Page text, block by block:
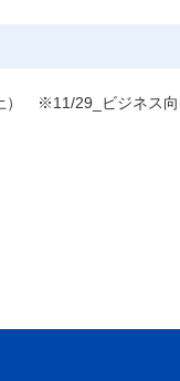
） ※11/29_ビジネス